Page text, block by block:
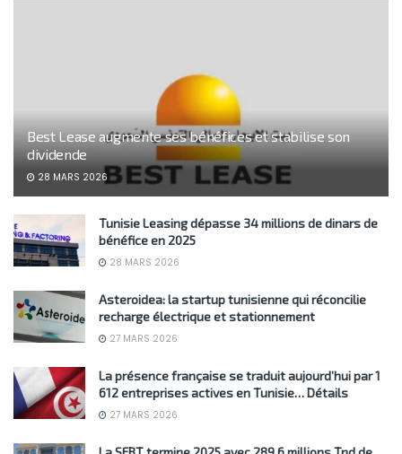
Best Lease augmente ses bénéfices et stabilise son
dividende
28 MARS 2026
Tunisie Leasing dépasse 34 millions de dinars de
bénéfice en 2025
28 MARS 2026
Asteroidea: la startup tunisienne qui réconcilie
recharge électrique et stationnement
27 MARS 2026
La présence française se traduit aujourd’hui par 1
612 entreprises actives en Tunisie… Détails
27 MARS 2026